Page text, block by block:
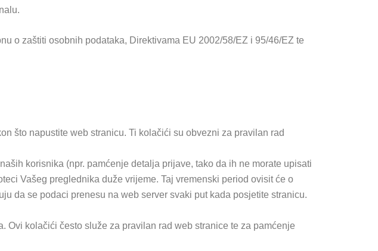
o zaštiti osobnih podataka, Direktivama EU 2002/58/EZ i 95/46/EZ te
što napustite web stranicu. Ti kolačići su obvezni za pravilan rad
korisnika (npr. pamćenje detalja prijave, tako da ih ne morate upisati
Vašeg preglednika duže vrijeme. Taj vremenski period ovisit će o
da se podaci prenesu na web server svaki put kada posjetite stranicu.
Ovi kolačići često služe za pravilan rad web stranice te za pamćenje